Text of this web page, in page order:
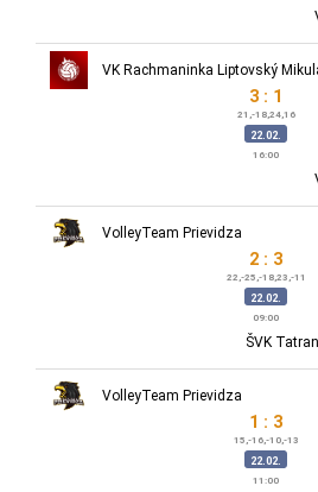
VK Rachmaninka Liptovský
3 : 1
21,-18,24,16
22.02.
16:00
VolleyTeam Prievidza
2 : 3
22,-25,-18,23,-11
22.02.
09:00
ŠVK
VolleyTeam Prievidza
1 : 3
15,-16,-10,-13
22.02.
11:00